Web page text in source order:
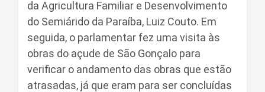
da Agricultura Familiar e Desenvolvimento
do Semiárido da Paraíba, Luiz Couto. Em
seguida, o parlamentar fez uma visita às
obras do açude de São Gonçalo para
verificar o andamento das obras que estão
atrasadas, já que eram para ser concluídas